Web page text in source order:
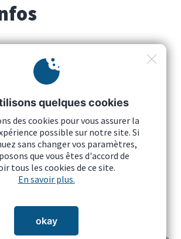
Mentions légales
Cookies
Télécharger nos logos
quelques cookies
des cookies pour vous assurer la
possible sur notre site. Si
sans changer vos paramètres,
que vous êtes d'accord de
tous les cookies de ce site.
En savoir plus.
okay